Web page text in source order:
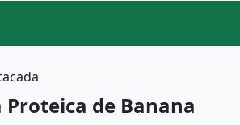
Proteica de Banana